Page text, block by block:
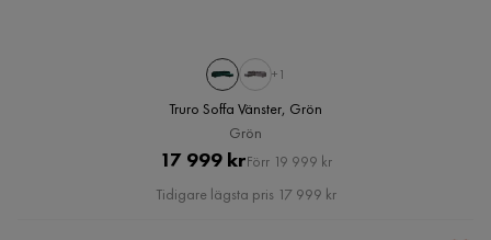
+1
Truro Soffa Vänster, Grön
Grön
Pris
17 999 krOriginal
Pris
Förr 19 999 kr
Tidigare lägsta pris 17 999 kr